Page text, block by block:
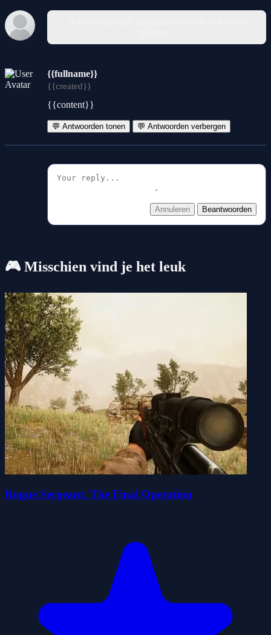
{{fullname}}
{{created}}
{{content}}
💬 Antwoorden tonen 💬 Antwoorden verbergen
Annuleren Beantwoorden
🎮 Misschien vind je het leuk
Rogue Sergeant: The Final Operation